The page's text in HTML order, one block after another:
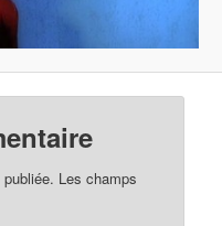
Les champs